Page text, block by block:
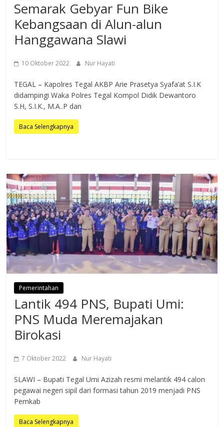
Semarak Gebyar Fun Bike
Kebangsaan di Alun-alun
Hanggawana Slawi
10 Oktober 2022 Nur Hayati
TEGAL – Kapolres Tegal AKBP Arie Prasetya Syafa’at S.I.K
didampingi Waka Polres Tegal Kompol Didik Dewantoro
S.H, S.I.K., M.A..P dan
Baca Selengkapnya
Pemerintahan
Lantik 494 PNS, Bupati Umi:
PNS Muda Meremajakan
Birokasi
7 Oktober 2022 Nur Hayati
SLAWI – Bupati Tegal Umi Azizah resmi melantik 494 calon
pegawai negeri sipil dari formasi tahun 2019 menjadi PNS
Pemkab
Baca Selengkapnya